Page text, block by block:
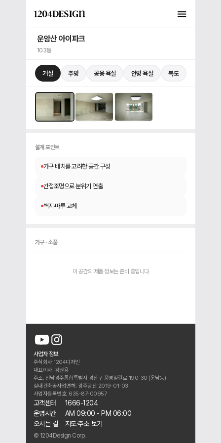
운암산 아이파크
103동
거실 주방 공용 욕실 안방 욕실 복도
거실 1 / 3
설계 포인트
가구 배치를 고려한 공간 구성
간접조명으로 분위기 연출
벽지·마루 교체
가구 · 소품
이 공간의 제품 정보는 준비 중입니다
사업자 정보
주식회사 1204디자인
대표이사: 강원용
주소: 전남광주통합특별시 광산구 풍영철길로 190-30 (운남동)
실내건축공사업면허: 광주광산 2019-01-03
사업자등록번호: 635-87-00957
고객센터
1666-1204
운영시간
AM 09:00 - PM 06:00
오시는 길
지도·주소 보기
© 1204Design Corp.